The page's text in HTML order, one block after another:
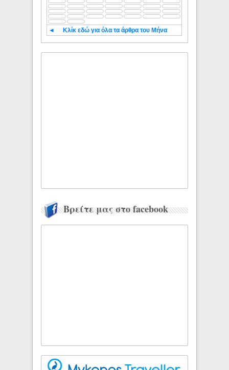
◄ Κλίκ εδώ για όλα τα άρθρα του Μήνα
Βρείτε μας στο facebook